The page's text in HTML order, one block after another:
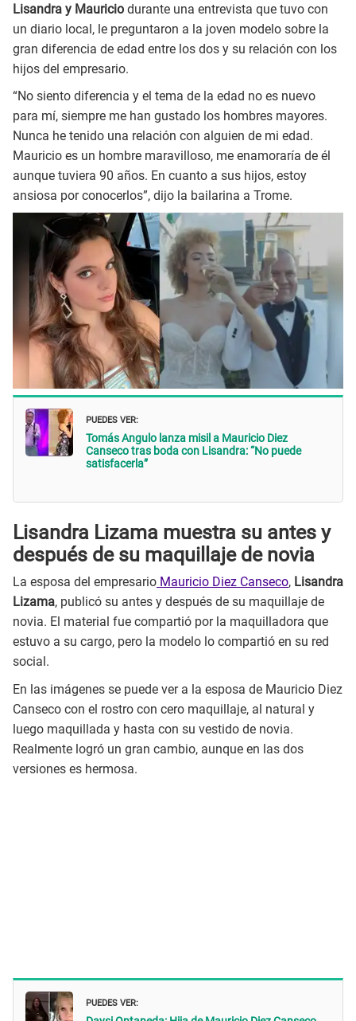
Lisandra y Mauricio durante una entrevista que tuvo con
un diario local, le preguntaron a la joven modelo sobre la
gran diferencia de edad entre los dos y su relación con los
hijos del empresario.
“No siento diferencia y el tema de la edad no es nuevo
para mí, siempre me han gustado los hombres mayores.
Nunca he tenido una relación con alguien de mi edad.
Mauricio es un hombre maravilloso, me enamoraría de él
aunque tuviera 90 años. En cuanto a sus hijos, estoy
ansiosa por conocerlos”, dijo la bailarina a Trome.
PUEDES VER:
Tomás Angulo lanza misil a Mauricio Diez
Canseco tras boda con Lisandra: “No puede
satisfacerla”
Lisandra Lizama muestra su antes y
después de su maquillaje de novia
La esposa del empresario Mauricio Diez Canseco, Lisandra
Lizama, publicó su antes y después de su maquillaje de
novia. El material fue compartió por la maquilladora que
estuvo a su cargo, pero la modelo lo compartió en su red
social.
En las imágenes se puede ver a la esposa de Mauricio Diez
Canseco con el rostro con cero maquillaje, al natural y
luego maquillada y hasta con su vestido de novia.
Realmente logró un gran cambio, aunque en las dos
versiones es hermosa.
PUEDES VER: